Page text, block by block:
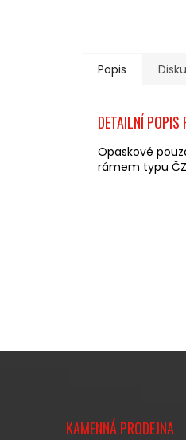
Popis
DETAILNÍ POPIS
Opaskové
rámem typu
KAMENNÁ PRODEJNA